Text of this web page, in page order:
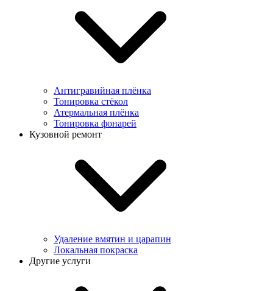
Антигравийная плёнка
Тонировка стёкол
Атермальная плёнка
Тонировка фонарей
Кузовной ремонт
Удаление вмятин и царапин
Локальная покраска
Другие услуги